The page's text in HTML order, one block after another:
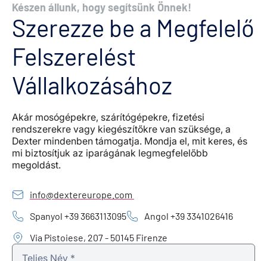
Készen állunk, hogy segítsünk Önnek!
Szerezze be a Megfelelő
Felszerelést
Vállalkozásához
Akár mosógépekre, szárítógépekre, fizetési
rendszerekre vagy kiegészítőkre van szüksége, a
Dexter mindenben támogatja. Mondja el, mit keres, és
mi biztosítjuk az iparágának legmegfelelőbb
megoldást.
info@dextereurope.com
Spanyol +39 3663113095
Angol +39 3341026416
Via Pistoiese, 207 - 50145 Firenze